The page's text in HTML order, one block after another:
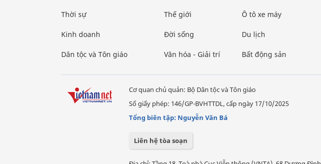
Thời sự
Kinh doanh
Dân tộc và Tôn giáo
Thế giới
Đời sống
Văn hóa - Giải trí
Ô tô xe máy
Du lịch
Bất động sản
Cơ quan chủ quản: Bộ Dân tộc và Tôn giáo
Số giấy phép: 146/GP-BVHTTDL, cấp ngày 17/10/2025
Tổng biên tập: Nguyễn Văn Bá
Liên hệ tòa soạn